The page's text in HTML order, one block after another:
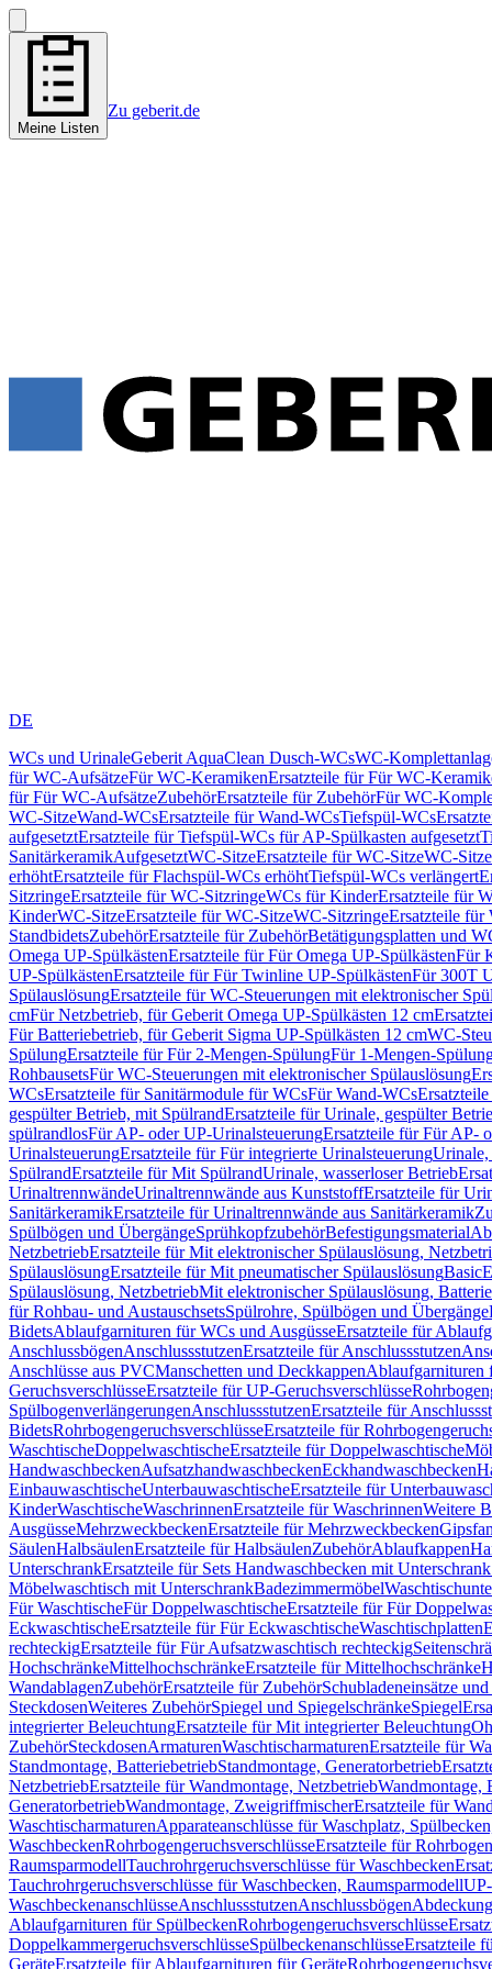
Meine Listen
Zu geberit.de
DE
WCs und UrinaleGeberit AquaClean Dusch-WCsWC-
für WC-AufsätzeFür WC-KeramikenErsatzteile für Für WC-
für Für WC-AufsätzeZubehörErsatzteile für ZubehörFür WC-
WC-SitzeWand-WCsErsatzteile für Wand-WCsTiefspül-WCs
aufgesetztErsatzteile für Tiefspül-WCs für AP-Spülkasten aufgesetzt
SanitärkeramikAufgesetztWC-SitzeErsatzteile für WC-SitzeWC-Sitze
erhöhtErsatzteile für Flachspül-WCs erhöhtTiefspül-WCs verlängert
SitzringeErsatzteile für WC-SitzringeWCs für KinderErsatzteile für
KinderWC-SitzeErsatzteile für WC-SitzeWC-SitzringeErsatzteile für
StandbidetsZubehörErsatzteile für ZubehörBetätigungsplatten und
Omega UP-SpülkästenErsatzteile für Für Omega UP-SpülkästenFür
UP-SpülkästenErsatzteile für Für Twinline UP-SpülkästenFür 300T
SpülauslösungErsatzteile für WC-Steuerungen mit elektronischer
cmFür Netzbetrieb, für Geberit Omega UP-Spülkästen 12 cm
Für Batteriebetrieb, für Geberit Sigma UP-Spülkästen 12 cmWC-
SpülungErsatzteile für Für 2-Mengen-SpülungFür 1-Mengen-
RohbausetsFür WC-Steuerungen mit elektronischer Spülauslösung
WCsErsatzteile für Sanitärmodule für WCsFür Wand-WCs
gespülter Betrieb, mit SpülrandErsatzteile für Urinale, gespülter
spülrandlosFür AP- oder UP-UrinalsteuerungErsatzteile für Für AP-
UrinalsteuerungErsatzteile für Für integrierte UrinalsteuerungUrinale,
SpülrandErsatzteile für Mit SpülrandUrinale, wasserloser Betrieb
UrinaltrennwändeUrinaltrennwände aus KunststoffErsatzteile für
SanitärkeramikErsatzteile für Urinaltrennwände aus Sanitärkeramik
Spülbögen und ÜbergängeSprühkopfzubehörBefestigungsmaterial
NetzbetriebErsatzteile für Mit elektronischer Spülauslösung,
SpülauslösungErsatzteile für Mit pneumatischer SpülauslösungBasic
Spülauslösung, NetzbetriebMit elektronischer Spülauslösung,
für Rohbau- und AustauschsetsSpülrohre, Spülbögen und Übergänge
BidetsAblaufgarnituren für WCs und AusgüsseErsatzteile für
AnschlussbögenAnschlussstutzenErsatzteile für Anschlussstutzen
Anschlüsse aus PVCManschetten und DeckkappenAblaufgarnituren
GeruchsverschlüsseErsatzteile für UP-Geruchsverschlüsse
SpülbogenverlängerungenAnschlussstutzenErsatzteile für
BidetsRohrbogengeruchsverschlüsseErsatzteile für
WaschtischeDoppelwaschtischeErsatzteile für Doppelwaschtische
HandwaschbeckenAufsatzhandwaschbeckenEckhandwaschbecken
EinbauwaschtischeUnterbauwaschtischeErsatzteile für
KinderWaschtischeWaschrinnenErsatzteile für WaschrinnenWeitere
AusgüsseMehrzweckbeckenErsatzteile für Mehrzweckbecken
SäulenHalbsäulenErsatzteile für HalbsäulenZubehörAblaufkappen
UnterschrankErsatzteile für Sets Handwaschbecken mit Unterschrank
Möbelwaschtisch mit UnterschrankBadezimmermöbel
Für WaschtischeFür DoppelwaschtischeErsatzteile für Für
EckwaschtischeErsatzteile für Für EckwaschtischeWaschtischplatten
rechteckigErsatzteile für Für Aufsatzwaschtisch rechteckig
HochschränkeMittelhochschränkeErsatzteile für Mittelhochschränke
WandablagenZubehörErsatzteile für ZubehörSchubladeneinsätze
SteckdosenWeiteres ZubehörSpiegel und SpiegelschränkeSpiegel
integrierter BeleuchtungErsatzteile für Mit integrierter Beleuchtung
ZubehörSteckdosenArmaturenWaschtischarmaturenErsatzteile für
Standmontage, BatteriebetriebStandmontage, Generatorbetrieb
NetzbetriebErsatzteile für Wandmontage, NetzbetriebWandmontage,
GeneratorbetriebWandmontage, ZweigriffmischerErsatzteile für
WaschtischarmaturenApparateanschlüsse für Waschplatz,
WaschbeckenRohrbogengeruchsverschlüsseErsatzteile für
RaumsparmodellTauchrohrgeruchsverschlüsse für Waschbecken
Tauchrohrgeruchsverschlüsse für Waschbecken, Raumsparmodell
WaschbeckenanschlüsseAnschlussstutzenAnschlussbögen
Ablaufgarnituren für SpülbeckenRohrbogengeruchsverschlüsse
DoppelkammergeruchsverschlüsseSpülbeckenanschlüsseErsatzteile
GeräteErsatzteile für Ablaufgarnituren für Geräte